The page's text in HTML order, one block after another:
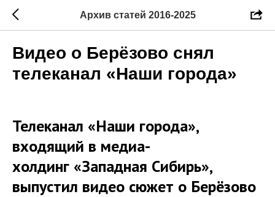
Архив статей 2016-2025
Видео о Берёзово снял
телеканал «Наши города»
Телеканал «Наши города»,
входящий в медиа-
холдинг «Западная Сибирь»,
выпустил видео сюжет о Берёзово